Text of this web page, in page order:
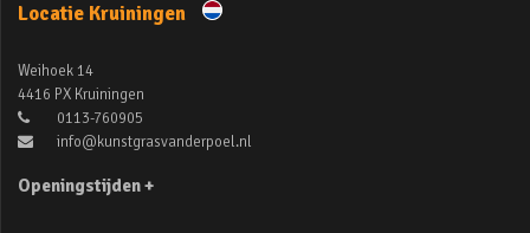
Locatie Kruiningen
Weihoek 14
4416 PX Kruiningen
0113-760905
info@kunstgrasvanderpoel.nl
Openingstijden +